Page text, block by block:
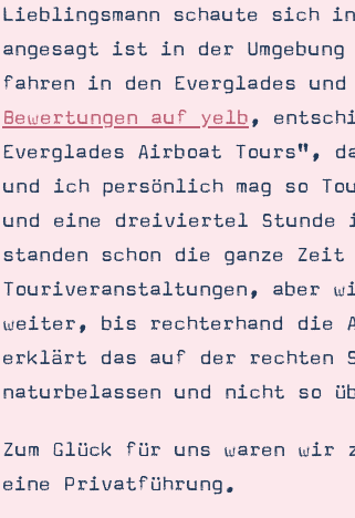
Datenschutz
SUCHE
Lieblingsmann schaute sich
angesagt ist in der
fahren in den Everglades
Bewertungen auf yelb,
Everglades Airboat Tours",
und ich persönlich mag so
und eine dreiviertel Stunde
standen schon die ganze
Touriveranstaltungen, aber
weiter, bis rechterhand die
erklärt das auf der rechten
naturbelassen und nicht so
Zum Glück für uns waren wir
eine Privatführung.